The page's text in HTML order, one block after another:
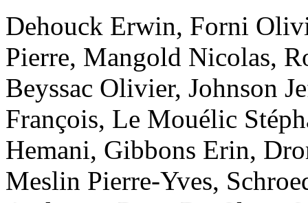
Dehouck Erwin, Forni
Pierre, Mangold Nicolas,
Beyssac Olivier, Johnson
François, Le Mouélic
Hemani, Gibbons Erin,
Meslin Pierre-Yves,